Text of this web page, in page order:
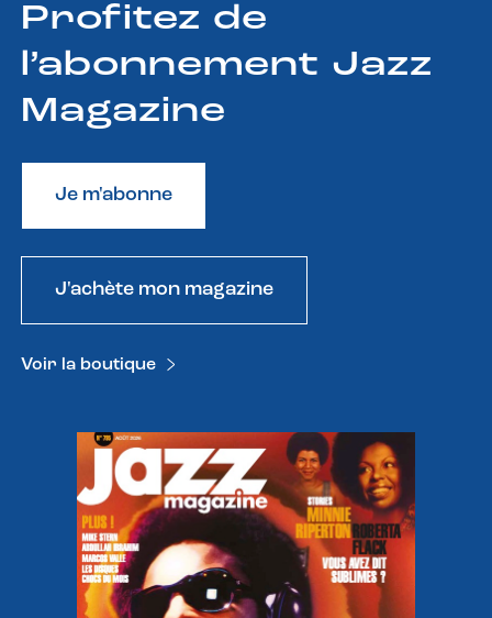
Profitez de
l’abonnement Jazz
Magazine
Je m'abonne
J'achète mon magazine
Voir la boutique